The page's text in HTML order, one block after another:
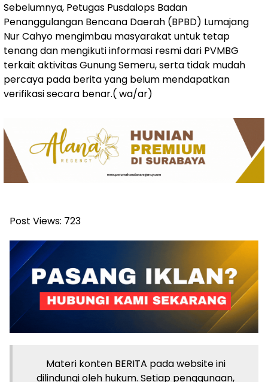
Sebelumnya, Petugas Pusdalops Badan
Penanggulangan Bencana Daerah (BPBD) Lumajang
Nur Cahyo mengimbau masyarakat untuk tetap
tenang dan mengikuti informasi resmi dari PVMBG
terkait aktivitas Gunung Semeru, serta tidak mudah
percaya pada berita yang belum mendapatkan
verifikasi secara benar.( wa/ar)
Post Views: 723
Materi konten BERITA pada website ini
dilindungi oleh hukum. Setiap penggunaan,